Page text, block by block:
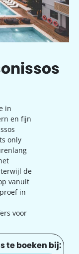
in
en fijn
only
de
vanuit
in
voor
te boeken bij: